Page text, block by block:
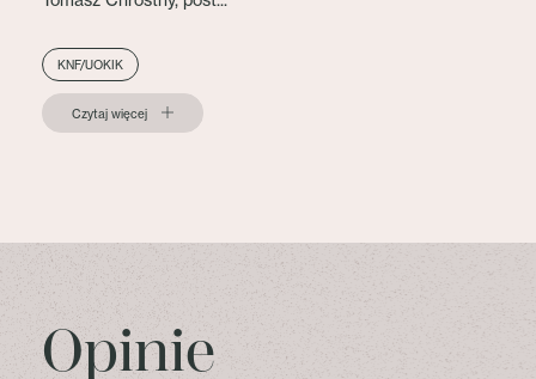
KNF/UOKIK
Czytaj więcej
Opinie